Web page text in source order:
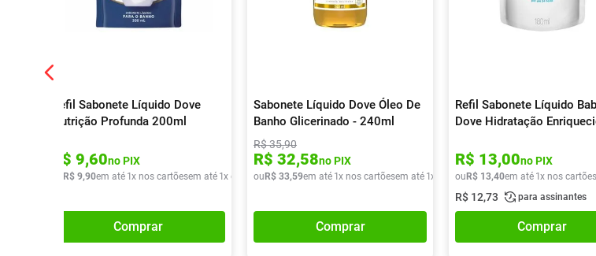
Refil Sabonete Líquido Dove
Nutrição Profunda 200ml
R$ 9,60no PIX
R$ 9,90em até 1x nos cartõesem até 1x de R$ 9, 90
Comprar
Sabonete Líquido Dove Óleo De
Banho Glicerinado - 240ml
R$35,90
R$ 32,58no PIX
ou R$ 33,59em até 1x nos cartõesem até 1x de R$ 33,59
Comprar
Refil Sabonete Líquido
Dove Hidratação
R$ 13,00no PIX
ou R$ 13,40em até 1x nos
R$ 12,73 para assinantes
Comprar